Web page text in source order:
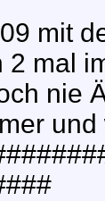
mit
2 mal
nie